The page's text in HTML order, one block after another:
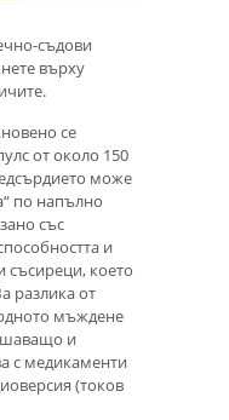
съдови
върху
се
от около 150
може
по напълно
със
и
съсиреци, което
разлика от
мъждене
и
с медикаменти
(токов